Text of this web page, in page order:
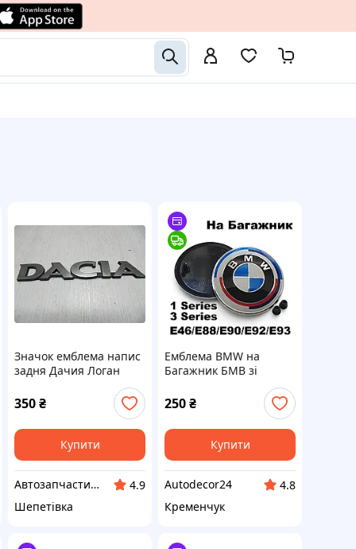
Значок емблема напис
задня Дачия Логан
8200413990
350₴
Купити
Автозапчастини ПЛЮС
4.9
Шепетівка
Емблема BMW на
Багажник БМВ зі
Series 50 років
Ювілейна Е46 Е88 Е90
Е92 Е93 1 Series, 3
Series 8132375 значок
бмв
250₴
Купити
Autodecor24
4.8
Кременчук